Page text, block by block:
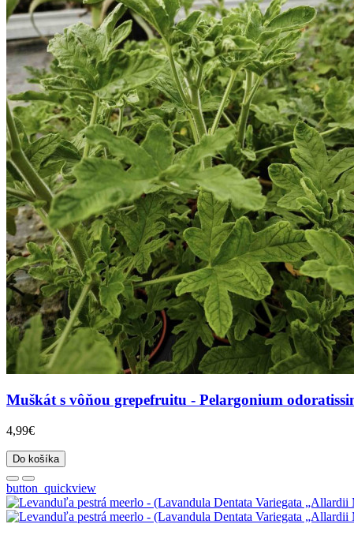
Muškát s vôňou grepefruitu - Pelargonium
4,99€
Do košíka
button_quickview